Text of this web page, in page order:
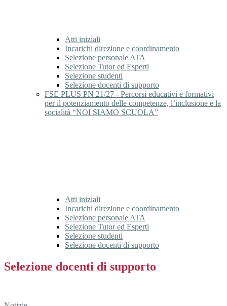
Atti iniziali
Incarichi direzione e coordinamento
Selezione personale ATA
Selezione Tutor ed Esperti
Selezione studenti
Selezione docenti di supporto
FSE PLUS PN 21/27 - Percorsi educativi e formativi
per il potenziamento delle competenze, l’inclusione e la
socialità “NOI SIAMO SCUOLA”
Atti iniziali
Incarichi direzione e coordinamento
Selezione personale ATA
Selezione Tutor ed Esperti
Selezione studenti
Selezione docenti di supporto
Selezione docenti di supporto